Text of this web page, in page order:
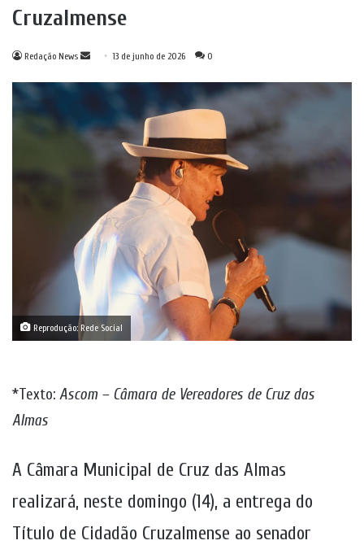
Cruzalmense
Redação News
Mande13 de junho de 2026 0
Reprodução: Rede Social
*Texto: Ascom – Câmara de Vereadores de Cruz das
Almas
A Câmara Municipal de Cruz das Almas
realizará, neste domingo (14), a entrega do
Título de Cidadão Cruzalmense ao senador